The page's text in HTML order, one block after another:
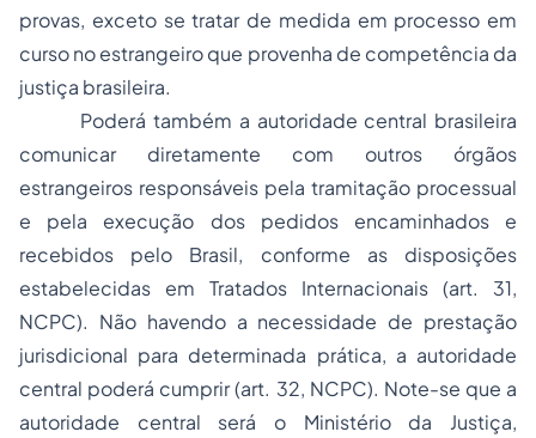
provas, exceto se tratar de medida em processo em
curso no estrangeiro que provenha de competência da
justiça brasileira.
Poderá também a autoridade central brasileira
comunicar diretamente com outros órgãos
estrangeiros responsáveis pela tramitação processual
e pela execução dos pedidos encaminhados e
recebidos pelo Brasil, conforme as disposições
estabelecidas em Tratados Internacionais (art. 31,
NCPC). Não havendo a necessidade de prestação
jurisdicional para determinada prática, a autoridade
central poderá cumprir (art. 32, NCPC). Note-se que a
autoridade central será o Ministério da Justiça,